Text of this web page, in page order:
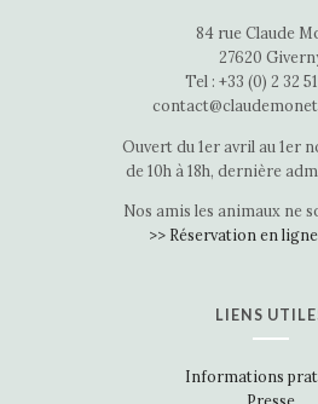
84 rue Claude
27620
Tel : +33 (0) 2 32
Ouvert du 1er avril au 1er
de 10h à 18h, dernière
Nos amis les animaux ne
>> Réservation en
LIENS
Informations
Presse